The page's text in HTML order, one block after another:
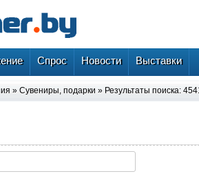
Спрос Новости Выставки
» Сувениры, подарки » Результаты поиска: